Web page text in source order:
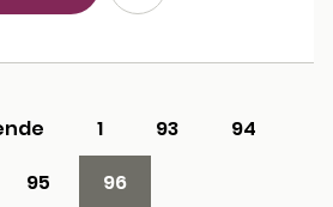
1 93
94
95
96